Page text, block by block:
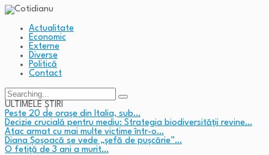
Actualitate
Economic
Externe
Diverse
Politică
Contact
Search
for:
ULTIMELE ȘTIRI
Peste 20 de orașe din Italia, sub…
Decizie crucială pentru mediu: Strategia biodiversității revine…
Atac armat cu mai multe victime într-o…
Diana Șoșoacă se vede „șefă de pușcărie”…
O fetiță de 3 ani a murit…